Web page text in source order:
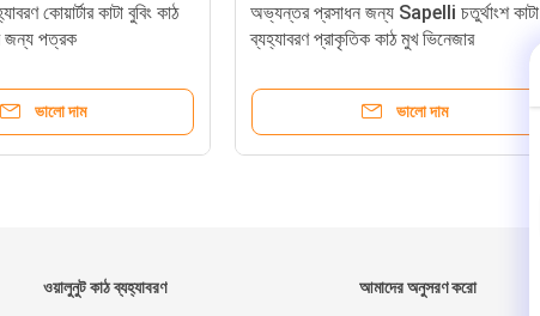
কোয়ার্টার কাটা বুবিং কাঠ
জন্য পত্রক
ভালো দাম
অভ্যন্তর প্রসাধন জন্য Sapelli চতুর্থাংশ কাটা
ব্যহ্যাবরণ প্রাকৃতিক কাঠ মুখ ভিনেজার
ভালো দাম
ওয়ালুনুট কাঠ ব্যহ্যাবরণ আমাদের অনুসরণ করো